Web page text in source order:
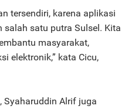
tersendiri, karena aplikasi
satu putra Sulsel. Kita
masyarakat,
elektronik,” kata Cicu,
Syaharuddin Alrif juga